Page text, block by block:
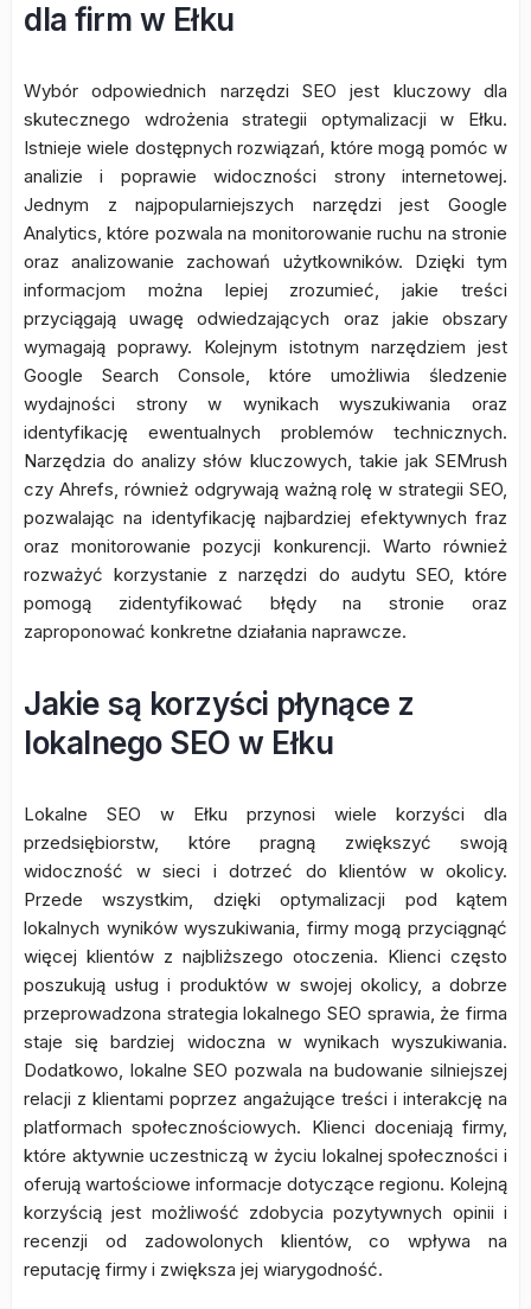
dla firm w Ełku
Wybór odpowiednich narzędzi SEO jest kluczowy dla
skutecznego wdrożenia strategii optymalizacji w Ełku.
Istnieje wiele dostępnych rozwiązań, które mogą pomóc w
analizie i poprawie widoczności strony internetowej.
Jednym z najpopularniejszych narzędzi jest Google
Analytics, które pozwala na monitorowanie ruchu na stronie
oraz analizowanie zachowań użytkowników. Dzięki tym
informacjom można lepiej zrozumieć, jakie treści
przyciągają uwagę odwiedzających oraz jakie obszary
wymagają poprawy. Kolejnym istotnym narzędziem jest
Google Search Console, które umożliwia śledzenie
wydajności strony w wynikach wyszukiwania oraz
identyfikację ewentualnych problemów technicznych.
Narzędzia do analizy słów kluczowych, takie jak SEMrush
czy Ahrefs, również odgrywają ważną rolę w strategii SEO,
pozwalając na identyfikację najbardziej efektywnych fraz
oraz monitorowanie pozycji konkurencji. Warto również
rozważyć korzystanie z narzędzi do audytu SEO, które
pomogą zidentyfikować błędy na stronie oraz
zaproponować konkretne działania naprawcze.
Jakie są korzyści płynące z
lokalnego SEO w Ełku
Lokalne SEO w Ełku przynosi wiele korzyści dla
przedsiębiorstw, które pragną zwiększyć swoją
widoczność w sieci i dotrzeć do klientów w okolicy.
Przede wszystkim, dzięki optymalizacji pod kątem
lokalnych wyników wyszukiwania, firmy mogą przyciągnąć
więcej klientów z najbliższego otoczenia. Klienci często
poszukują usług i produktów w swojej okolicy, a dobrze
przeprowadzona strategia lokalnego SEO sprawia, że firma
staje się bardziej widoczna w wynikach wyszukiwania.
Dodatkowo, lokalne SEO pozwala na budowanie silniejszej
relacji z klientami poprzez angażujące treści i interakcję na
platformach społecznościowych. Klienci doceniają firmy,
które aktywnie uczestniczą w życiu lokalnej społeczności i
oferują wartościowe informacje dotyczące regionu. Kolejną
korzyścią jest możliwość zdobycia pozytywnych opinii i
recenzji od zadowolonych klientów, co wpływa na
reputację firmy i zwiększa jej wiarygodność.